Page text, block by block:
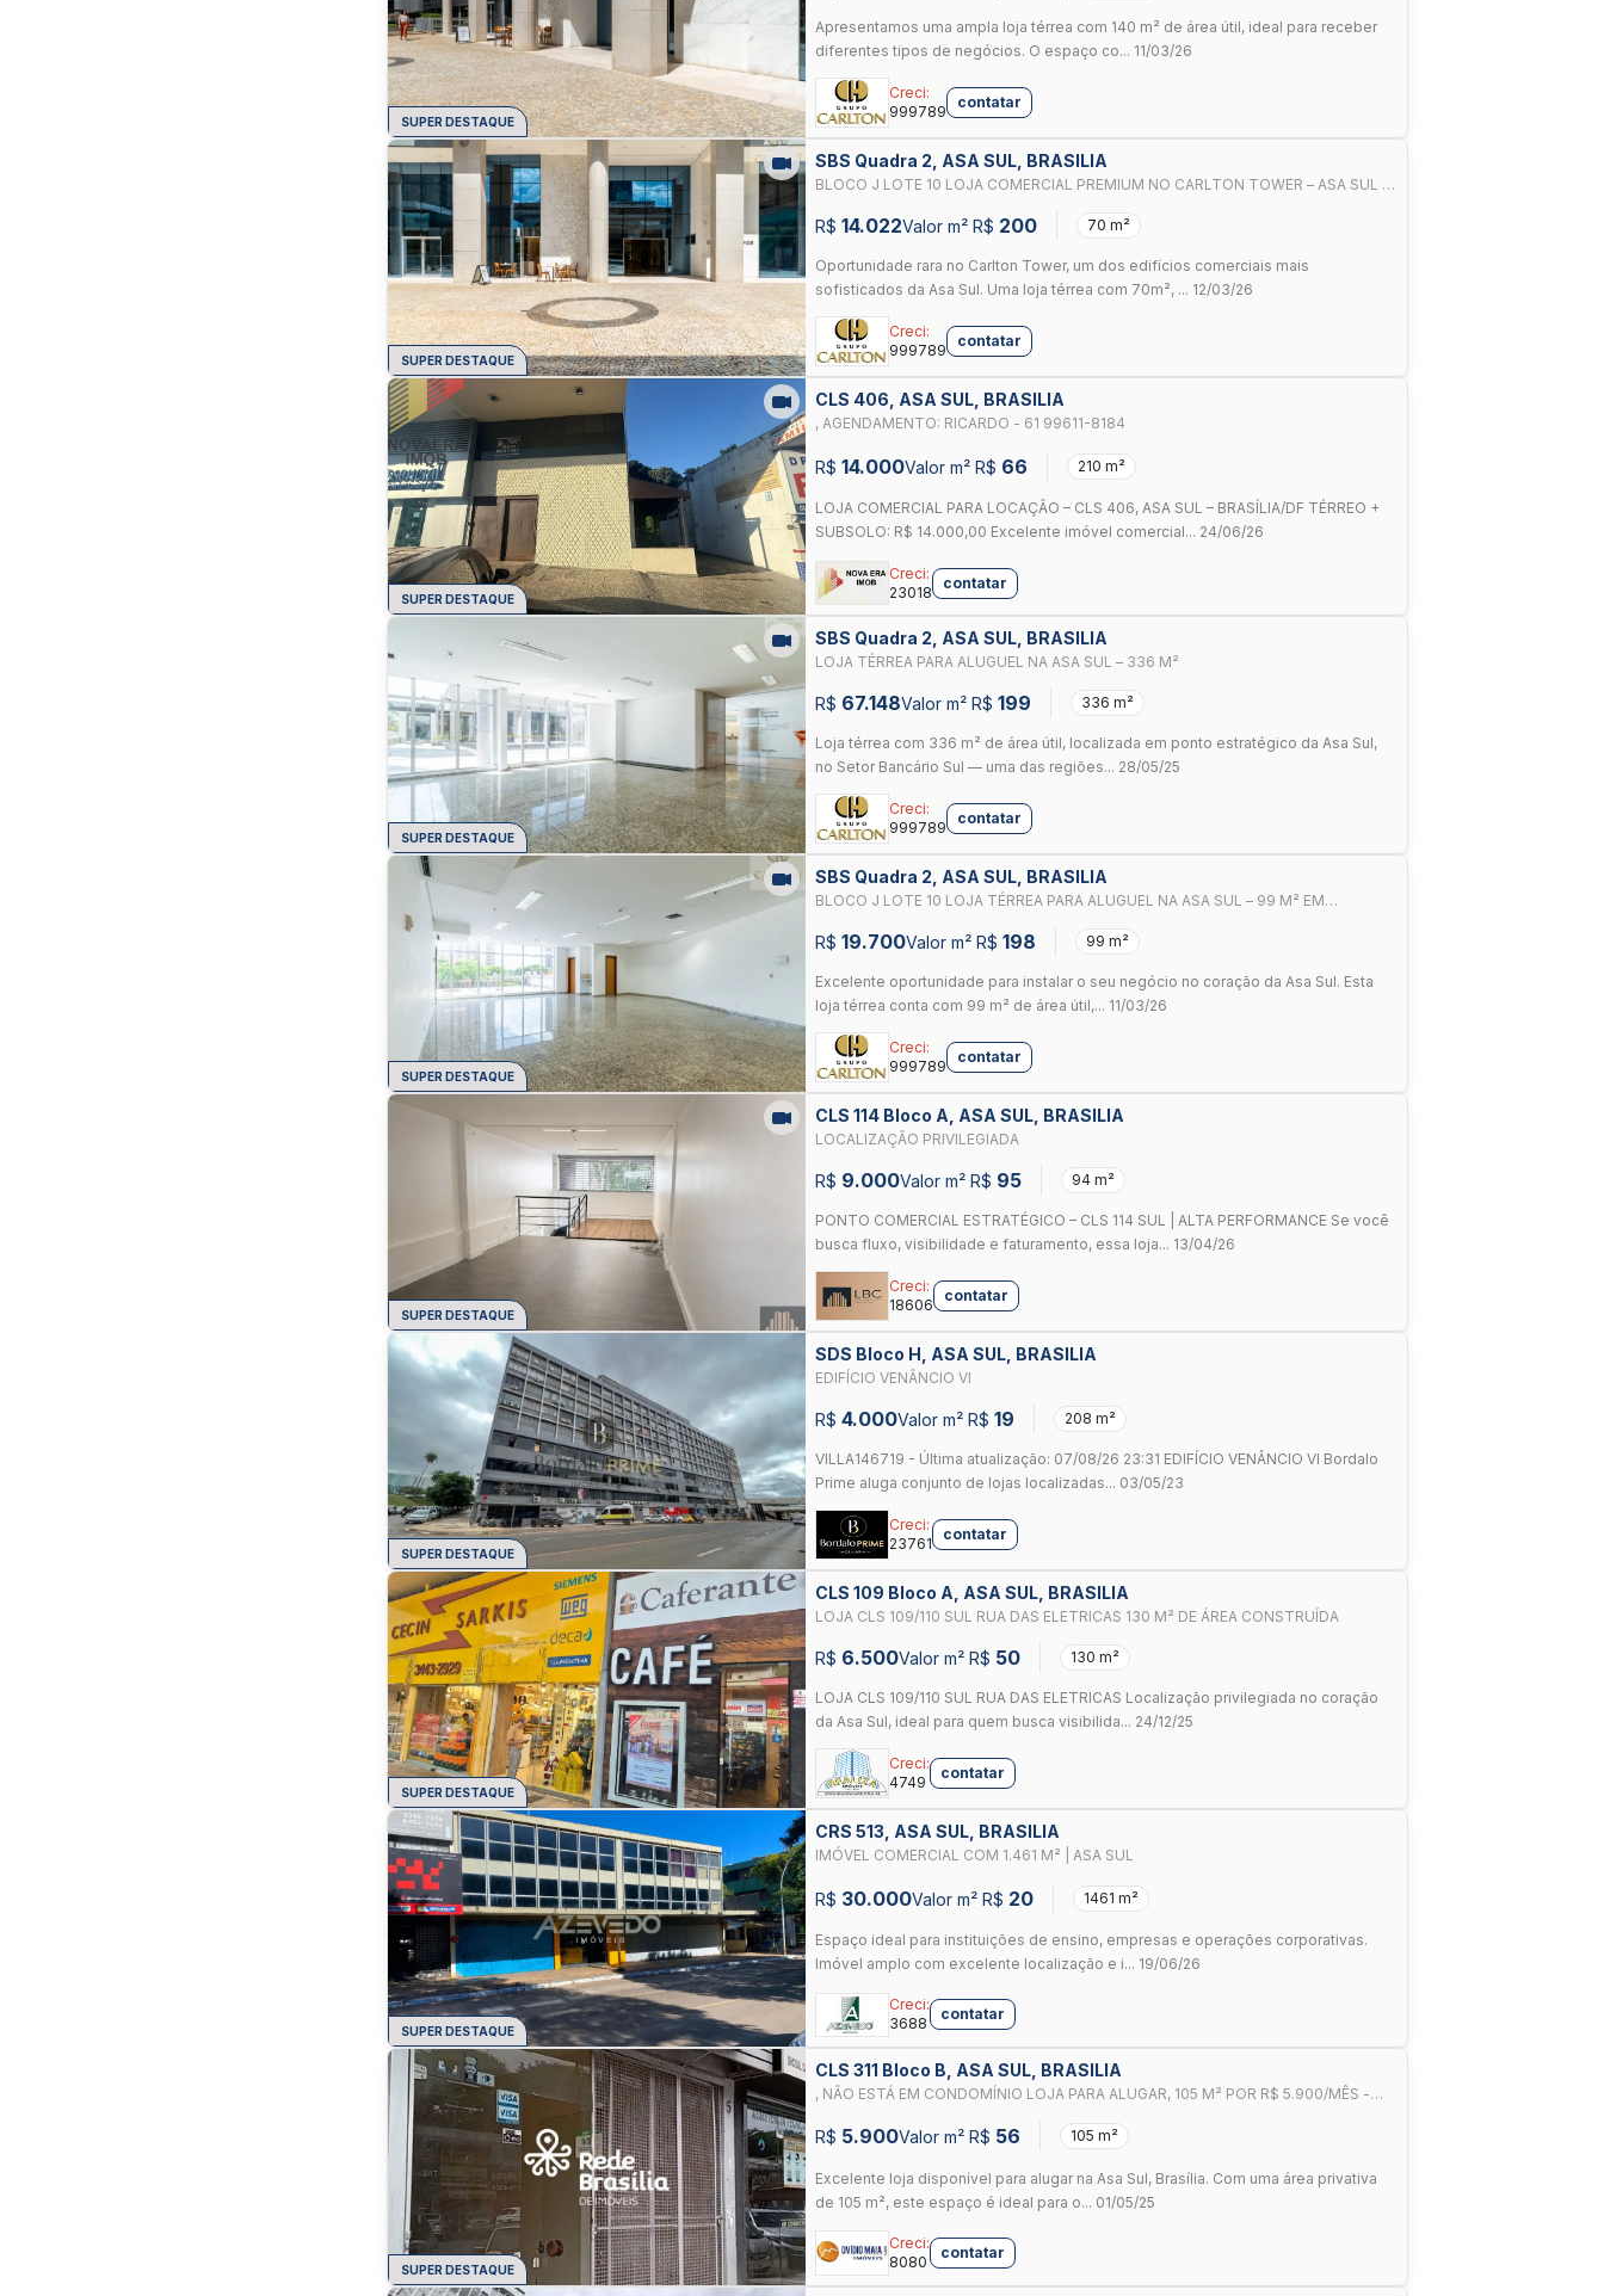
SUPER DESTAQUE
Apresentamos uma ampla loja térrea com 140 m² de área útil, ideal para receber
diferentes tipos de negócios. O espaço co... 11/03/26
Creci:
999789
contatar
SUPER DESTAQUE
SBS Quadra 2, ASA SUL, BRASILIA
BLOCO J LOTE 10 LOJA COMERCIAL PREMIUM NO CARLTON TOWER – ASA SUL |
R$ 14.022Valor m² R$ 200 70 m²
Oportunidade rara no Carlton Tower, um dos edifícios comerciais mais
sofisticados da Asa Sul. Uma loja térrea com 70m², ... 12/03/26
Creci:
999789
contatar
SUPER DESTAQUE
CLS 406, ASA SUL, BRASILIA
, AGENDAMENTO: RICARDO - 61 99611-8184
R$ 14.000Valor m² R$ 66 210 m²
LOJA COMERCIAL PARA LOCAÇÃO – CLS 406, ASA SUL – BRASÍLIA/DF TÉRREO +
SUBSOLO: R$ 14.000,00 Excelente imóvel comercial... 24/06/26
Creci:
23018
contatar
SUPER DESTAQUE
SBS Quadra 2, ASA SUL, BRASILIA
LOJA TÉRREA PARA ALUGUEL NA ASA SUL – 336 M²
R$ 67.148Valor m² R$ 199 336 m²
Loja térrea com 336 m² de área útil, localizada em ponto estratégico da Asa Sul,
no Setor Bancário Sul — uma das regiões... 28/05/25
Creci:
999789
contatar
SUPER DESTAQUE
SBS Quadra 2, ASA SUL, BRASILIA
BLOCO J LOTE 10 LOJA TÉRREA PARA ALUGUEL NA ASA SUL – 99 M² EM
R$ 19.700Valor m² R$ 198 99 m²
Excelente oportunidade para instalar o seu negócio no coração da Asa Sul. Esta
loja térrea conta com 99 m² de área útil,... 11/03/26
Creci:
999789
contatar
SUPER DESTAQUE
CLS 114 Bloco A, ASA SUL, BRASILIA
LOCALIZAÇÃO PRIVILEGIADA
R$ 9.000Valor m² R$ 95 94 m²
PONTO COMERCIAL ESTRATÉGICO – CLS 114 SUL | ALTA PERFORMANCE Se você
busca fluxo, visibilidade e faturamento, essa loja... 13/04/26
Creci:
18606
contatar
SUPER DESTAQUE
SDS Bloco H, ASA SUL, BRASILIA
EDIFÍCIO VENÂNCIO VI
R$ 4.000Valor m² R$ 19 208 m²
VILLA146719 - Última atualização: 07/08/26 23:31 EDIFÍCIO VENÂNCIO VI Bordalo
Prime aluga conjunto de lojas localizadas... 03/05/23
Creci:
23761
contatar
SUPER DESTAQUE
CLS 109 Bloco A, ASA SUL, BRASILIA
LOJA CLS 109/110 SUL RUA DAS ELETRICAS 130 M² DE ÁREA CONSTRUÍDA
R$ 6.500Valor m² R$ 50 130 m²
LOJA CLS 109/110 SUL RUA DAS ELETRICAS Localização privilegiada no coração
da Asa Sul, ideal para quem busca visibilida... 24/12/25
Creci:
4749
contatar
SUPER DESTAQUE
CRS 513, ASA SUL, BRASILIA
IMÓVEL COMERCIAL COM 1.461 M² | ASA SUL
R$ 30.000Valor m² R$ 20 1461 m²
Espaço ideal para instituições de ensino, empresas e operações corporativas.
Imóvel amplo com excelente localização e i... 19/06/26
Creci:
3688
contatar
SUPER DESTAQUE
CLS 311 Bloco B, ASA SUL, BRASILIA
, NÃO ESTÁ EM CONDOMÍNIO LOJA PARA ALUGAR, 105 M² POR R$ 5.900/MÊS -
R$ 5.900Valor m² R$ 56 105 m²
Excelente loja disponível para alugar na Asa Sul, Brasília. Com uma área privativa
de 105 m², este espaço é ideal para o... 01/05/25
Creci:
8080
contatar